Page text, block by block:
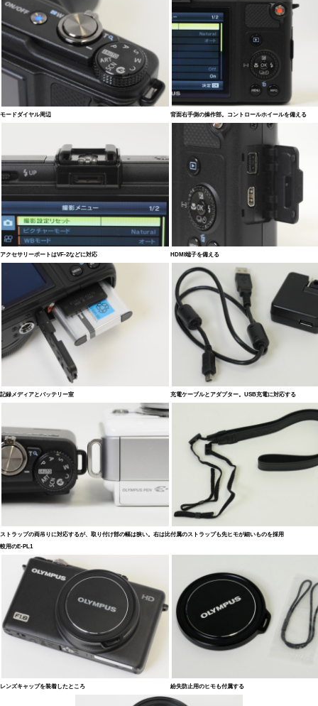
モードダイヤル周辺 背面右手側の操作部。コントロールホイールを備える
アクセサリーポートはVF-2などに対応 HDMI端子を備える
記録メディアとバッテリー室 充電ケーブルとアダプター。USB充電に対応する
ストラップの両吊りに対応するが、取り付け部の幅は狭い。右は比
較用のE-PL1
付属のストラップも先ヒモが細いものを採用
レンズキャップを装着したところ 紛失防止用のヒモも付属する